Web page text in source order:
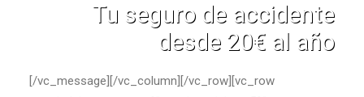
Tu seguro de accidente
desde 20€ al año
[/vc_message][/vc_column][/vc_row][vc_row